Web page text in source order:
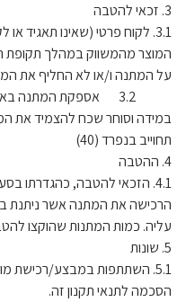
3. זכאי להטבה
3.1. לקוח פרטי (שאינו תאגיד
המוצר מהמשווק במהלך תקופת
על המתנה ו/או לא החליף את
3.2 אספקת המתנה
במידה וסוחר שכח להצמיד את
תחוייב בנפרד (40)
4. ההטבה
הרכישה את המתנה אשר ניתנת
עליה. כמות המתנות שהוקצו להטבה: __3000_
5. שונות
5.1. השתתפות במבצע/רכישת
הסכמה לתנאי תקנון זה.